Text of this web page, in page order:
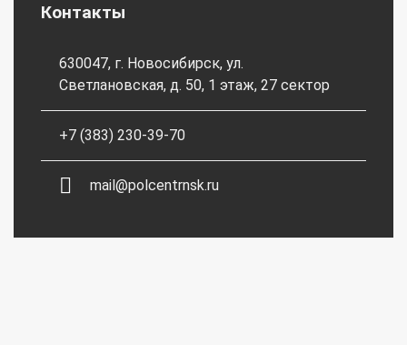
Контакты
630047, г. Новосибирск, ул.
Светлановская, д. 50, 1 этаж, 27 сектор
+7 (383) 230-39-70
mail@polcentrnsk.ru